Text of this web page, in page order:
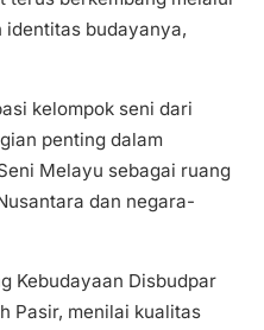
budayanya,
kelompok seni dari
penting dalam
Melayu sebagai ruang
dan negara-
Kebudayaan Disbudpar
Pasir, menilai kualitas